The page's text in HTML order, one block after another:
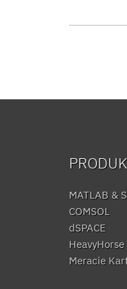
MATLAB &
COMSOL
dSPACE
HeavyHorse
Meracie